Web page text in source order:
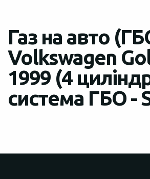
Газ на авто
Volkswagen
1999 (4
система ГБО -